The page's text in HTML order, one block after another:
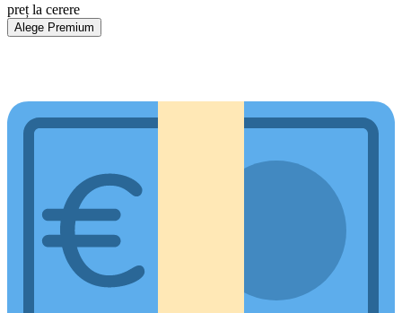
preț la cerere
Alege Premium